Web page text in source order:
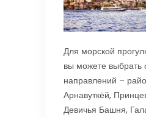
Для морской
вы можете выбрать
направлений –
Арнавуткёй,
Девичья Башня,